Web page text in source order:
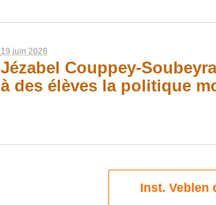
19 juin 2026
Jézabel Couppey-
à des élèves la politique
Inst. Veblen